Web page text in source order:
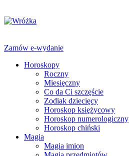
Zamów e-wydanie
Horoskopy
Roczny
Miesięczny
Co da Ci szczęście
Zodiak dziecięcy
Horoskop księżycowy
Horoskop numerologiczny
Horoskop chiński
Magia
Magia imion